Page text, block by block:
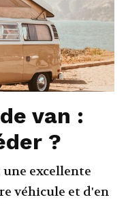
van :
?
excellente
véhicule et d'en